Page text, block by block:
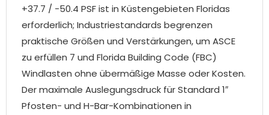
+37.7 / -50.4 PSF ist in Küstengebieten Floridas
erforderlich; Industriestandards begrenzen
praktische Größen und Verstärkungen, um ASCE
zu erfüllen 7 und Florida Building Code (FBC)
Windlasten ohne übermäßige Masse oder Kosten.
Der maximale Auslegungsdruck für Standard 1″
Pfosten- und H-Bar-Kombinationen in